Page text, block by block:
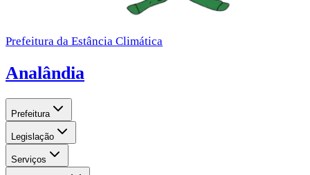
Prefeitura da Estância Climática
Analândia
Prefeitura
Legislação
Serviços